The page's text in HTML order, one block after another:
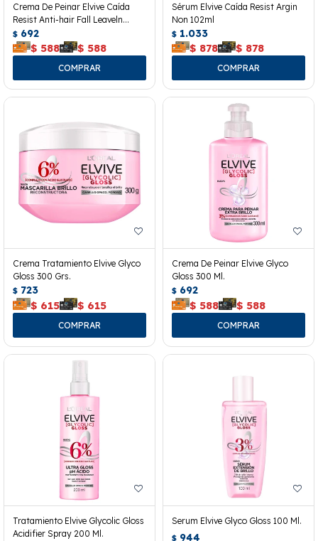
Crema De Peinar Elvive Caída
Resist Anti-hair Fall Leaveln
300grs.
$ 692
$ 588 $ 588
Sérum Elvive Caída Resist Argin
Non 102ml
$ 1.033
$ 878 $ 878
Crema Tratamiento Elvive Glyco
Gloss 300 Grs.
$ 723
$ 615 $ 615
Crema De Peinar Elvive Glyco
Gloss 300 Ml.
$ 692
$ 588 $ 588
Tratamiento Elvive Glycolic Gloss
Acidifier Spray 200 Ml.
Serum Elvive Glyco Gloss 100 Ml.
$ 944